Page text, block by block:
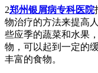
2郑州银屑病专科医院
物治疗的方法来提高
些应季的蔬菜和水果
物，可以起到一定的
丰富的食物。